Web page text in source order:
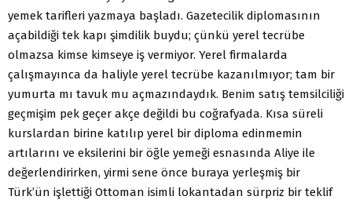
yemek tarifleri yazmaya başladı. Gazetecilik diplomasının
açabildiği tek kapı şimdilik buydu; çünkü yerel tecrübe
olmazsa kimse kimseye iş vermiyor. Yerel firmalarda
çalışmayınca da haliyle yerel tecrübe kazanılmıyor; tam bir
yumurta mı tavuk mu açmazındaydık. Benim satış temsilciliği
geçmişim pek geçer akçe değildi bu coğrafyada. Kısa süreli
kurslardan birine katılıp yerel bir diploma edinmemin
artılarını ve eksilerini bir öğle yemeği esnasında Aliye ile
değerlendirirken, yirmi sene önce buraya yerleşmiş bir
Türk’ün işlettiği Ottoman isimli lokantadan sürpriz bir teklif